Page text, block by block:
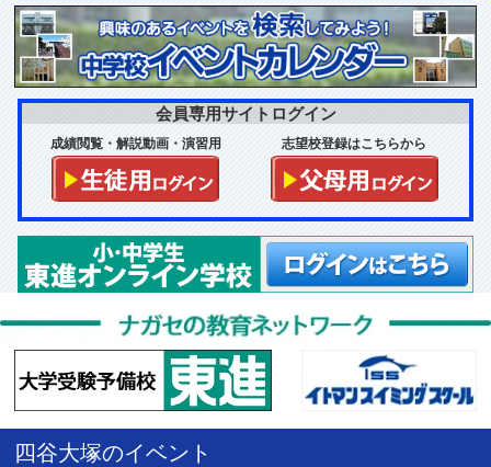
会員専用サイトログイン
成績閲覧・解説動画・演習用 志望校登録はこちらから
四谷大塚のイベント